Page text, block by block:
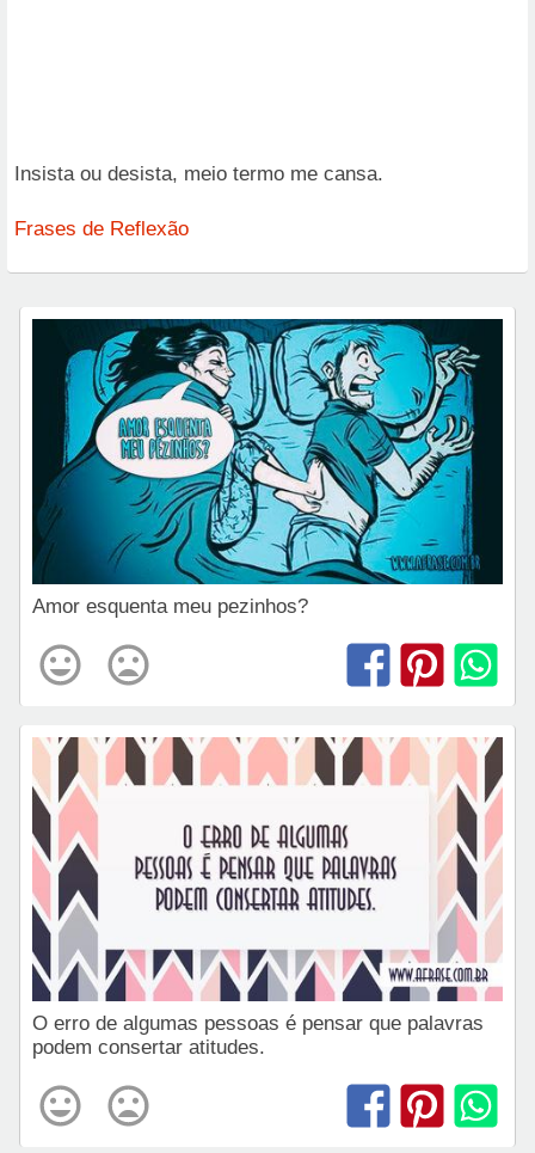
Insista ou desista, meio termo me cansa.
Frases de Reflexão
Amor esquenta meu pezinhos?
O erro de algumas pessoas é pensar que palavras
podem consertar atitudes.